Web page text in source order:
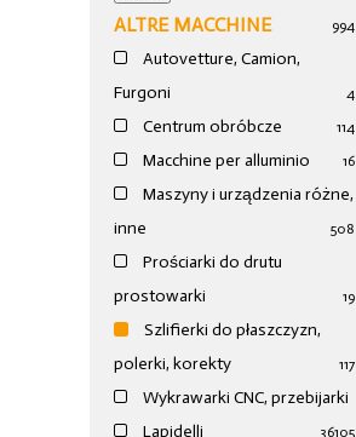
ALTRE MACCHINE 994
Autovetture, Camion,
Furgoni
4
Centrum obróbcze 114
Macchine per alluminio 16
Maszyny i urządzenia różne,
inne
508
Prościarki do drutu
prostowarki
19
Szlifierki do płaszczyzn,
polerki, korekty
117
Wykrawarki CNC, przebijarki
105
Lapidelli 36